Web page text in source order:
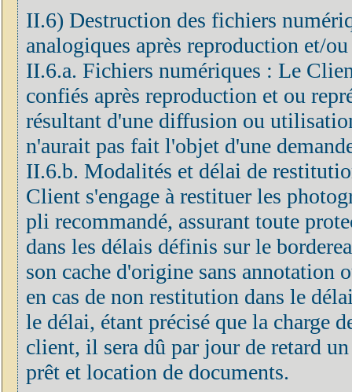
II.6) Destruction des fichiers
analogiques après reproduction et/
II.6.a. Fichiers numériques : Le
confiés après reproduction et ou
résultant d'une diffusion ou
n'aurait pas fait l'objet d'une
II.6.b. Modalités et délai de
Client s'engage à restituer les
pli recommandé, assurant toute
dans les délais définis sur le
son cache d'origine sans
en cas de non restitution dans le
le délai, étant précisé que la charge
client, il sera dû par jour de retard
prêt et location de documents.